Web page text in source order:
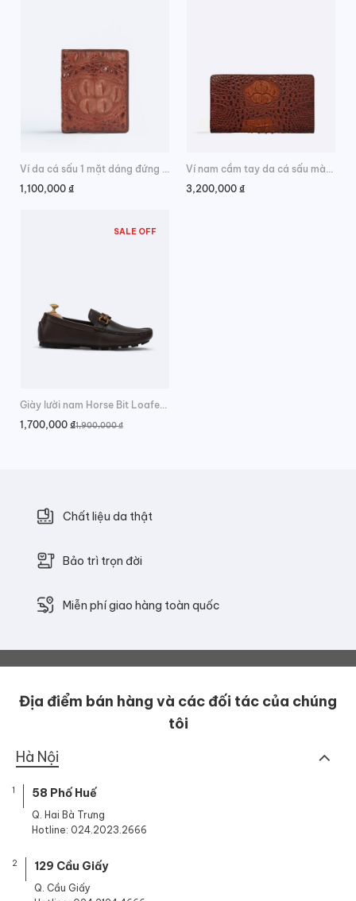
1,100,000 ₫
3,200,000 ₫
SALE OFF
Giày lười nam Horse Bit Loafer công sở
1,900,000₫
Giá
1,700,000 ₫
Giá
Chất liệu da thật
Bảo trì trọn đời
Miễn phí giao hàng toàn quốc
Địa điểm bán hàng và các đối tác của chúng
tôi
Hà Nội
1 58 Phố Huế
Q. Hai Bà Trưng
Hotline: 024.2023.2666
2 129 Cầu Giấy
Q. Cầu Giấy